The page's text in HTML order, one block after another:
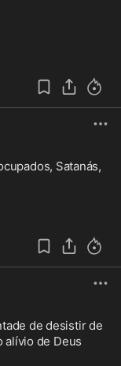
Satanás,
de desistir de
alívio de Deus